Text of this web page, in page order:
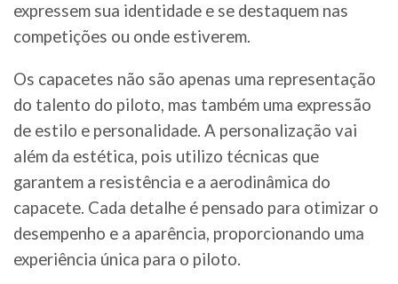
expressem sua identidade e se destaquem nas
competições ou onde estiverem.
Os capacetes não são apenas uma representação
do talento do piloto, mas também uma expressão
de estilo e personalidade. A personalização vai
além da estética, pois utilizo técnicas que
garantem a resistência e a aerodinâmica do
capacete. Cada detalhe é pensado para otimizar o
desempenho e a aparência, proporcionando uma
experiência única para o piloto.